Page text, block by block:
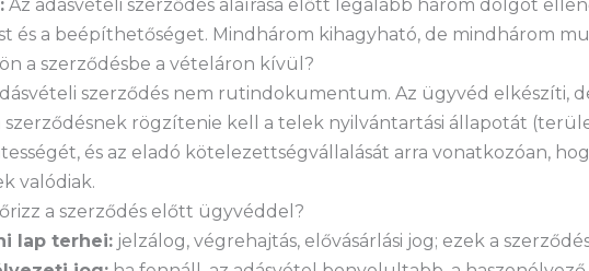
Az adásvételi szerződés aláírása előtt legalább három dolgot
és a beépíthetőséget. Mindhárom kihagyható, de mindhárom
a szerződésbe a vételáron kívül?
szerződés nem rutindokumentum. Az ügyvéd elkészíti,
szerződésnek rögzítenie kell a telek nyilvántartási állapotát
és az eladó kötelezettségvállalását arra vonatkozóan,
valódiak.
a szerződés előtt ügyvéddel?
lap terhei:jelzálog, végrehajtás, elővásárlási jog; ezek a